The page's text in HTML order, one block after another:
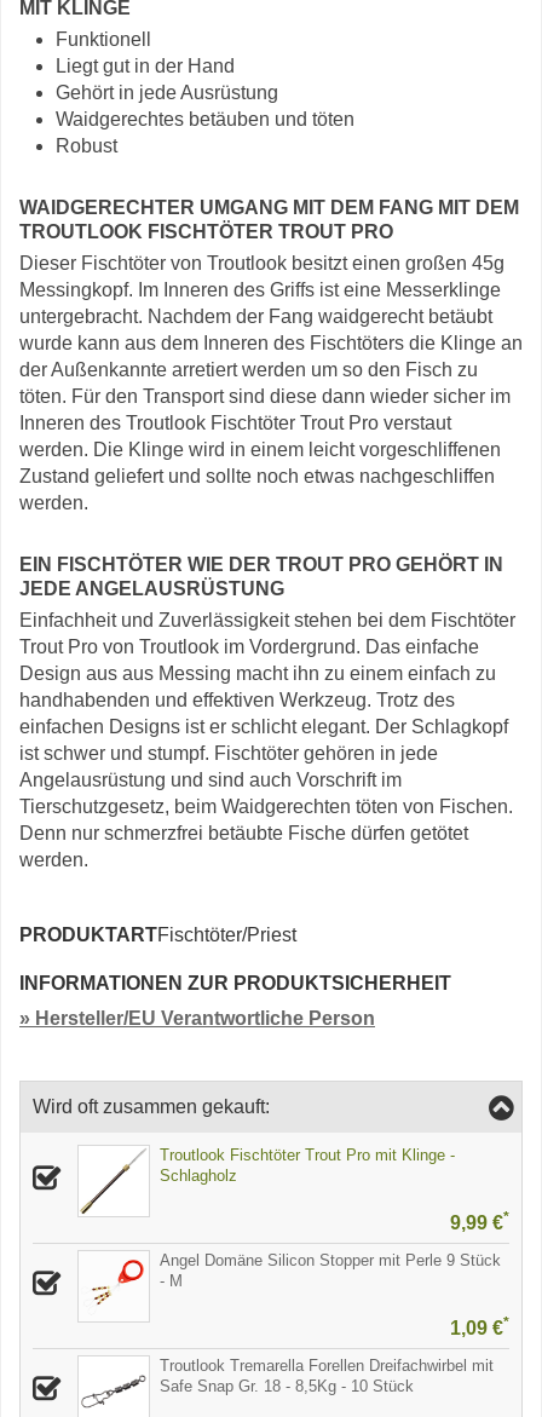
MIT KLINGE
Funktionell
Liegt gut in der Hand
Gehört in jede Ausrüstung
Waidgerechtes betäuben und töten
Robust
WAIDGERECHTER UMGANG MIT DEM FANG MIT DEM
TROUTLOOK FISCHTÖTER TROUT PRO
Dieser Fischtöter von Troutlook besitzt einen großen 45g
Messingkopf. Im Inneren des Griffs ist eine Messerklinge
untergebracht. Nachdem der Fang waidgerecht betäubt
wurde kann aus dem Inneren des Fischtöters die Klinge an
der Außenkannte arretiert werden um so den Fisch zu
töten. Für den Transport sind diese dann wieder sicher im
Inneren des Troutlook Fischtöter Trout Pro verstaut
werden. Die Klinge wird in einem leicht vorgeschliffenen
Zustand geliefert und sollte noch etwas nachgeschliffen
werden.
EIN FISCHTÖTER WIE DER TROUT PRO GEHÖRT IN
JEDE ANGELAUSRÜSTUNG
Einfachheit und Zuverlässigkeit stehen bei dem Fischtöter
Trout Pro von Troutlook im Vordergrund. Das einfache
Design aus aus Messing macht ihn zu einem einfach zu
handhabenden und effektiven Werkzeug. Trotz des
einfachen Designs ist er schlicht elegant. Der Schlagkopf
ist schwer und stumpf. Fischtöter gehören in jede
Angelausrüstung und sind auch Vorschrift im
Tierschutzgesetz, beim Waidgerechten töten von Fischen.
Denn nur schmerzfrei betäubte Fische dürfen getötet
werden.
PRODUKTARTFischtöter/Priest
INFORMATIONEN ZUR PRODUKTSICHERHEIT
» Hersteller/EU Verantwortliche Person
Wird oft zusammen gekauft:
Troutlook Fischtöter Trout Pro mit Klinge -
Schlagholz
9,99 €*
Angel Domäne Silicon Stopper mit Perle 9 Stück
- M
1,09 €*
Troutlook Tremarella Forellen Dreifachwirbel mit
Safe Snap Gr. 18 - 8,5Kg - 10 Stück